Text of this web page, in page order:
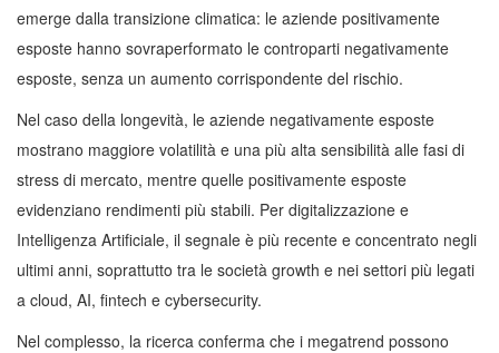
emerge dalla transizione climatica: le aziende positivamente
esposte hanno sovraperformato le controparti negativamente
esposte, senza un aumento corrispondente del rischio.
Nel caso della longevità, le aziende negativamente esposte
mostrano maggiore volatilità e una più alta sensibilità alle fasi di
stress di mercato, mentre quelle positivamente esposte
evidenziano rendimenti più stabili. Per digitalizzazione e
Intelligenza Artificiale, il segnale è più recente e concentrato negli
ultimi anni, soprattutto tra le società growth e nei settori più legati
a cloud, AI, fintech e cybersecurity.
Nel complesso, la ricerca conferma che i megatrend possono